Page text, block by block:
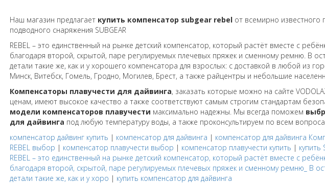
Наш магазин предлагает купить компенсатор subgear rebel от всемирно известного
подводного снаряжения SUBGEAR
REBEL – это единственный на рынке детский компенсатор, который растёт вместе с
благодаря второй, скрытой, паре регулируемых плечевых пряжек и сменному ремню. В
детали такие же, как и у хорошего компенсатора для взрослых: с доставкой в любой из
Минск, Витебск, Гомель, Гродно, Могилев, Брест, а также райцентры и небольшие
Компенсаторы плавучести для дайвинга, заказать которые можно на сайте
ценам, имеют высокое качество а также соответствуют самым строгим стандартам
модели компенсаторов плавучести максимально надежны. Мы всегда поможем
для дайвинга под любую температуру воды, а также проконсультируем по всем
компенсатор дайвинг купить | компенсатор для дайвинга | компенсатор для дайвинга
REBEL выбор | компенсатор плавучести выбор | компенсатор плавучести купить | купить
REBEL – это единственный на рынке детский компенсатор, который растёт вместе с
благодаря второй, скрытой, паре регулируемых плечевых пряжек и сменному ремню_ В
детали такие же, как и у хоро | купить компенсатор для дайвинга